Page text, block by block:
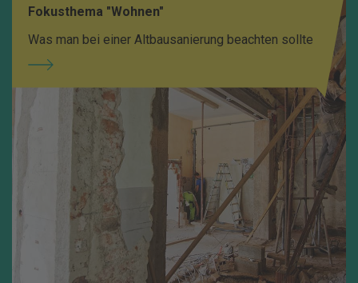
Fokusthema "Wohnen"
Was man bei einer Altbausanierung beachten sollte